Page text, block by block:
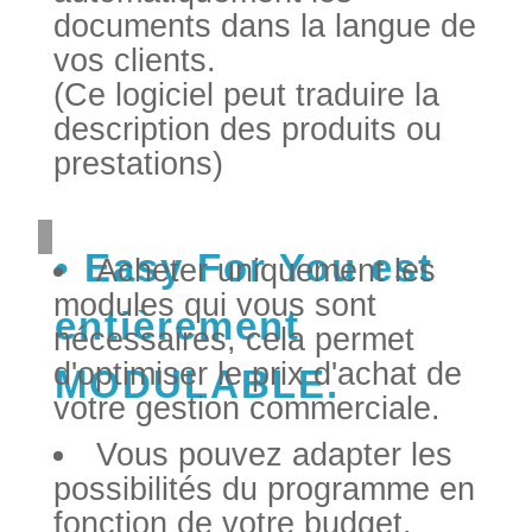
documents dans la langue de
vos clients.
(Ce logiciel peut traduire la
description des produits ou
prestations)
Easy For You est
entièrement
MODULABLE.
Acheter uniquement les
modules qui vous sont
nécessaires, cela permet
d'optimiser le prix d'achat de
votre gestion commerciale.
Vous pouvez adapter les
possibilités du programme en
fonction de votre budget.